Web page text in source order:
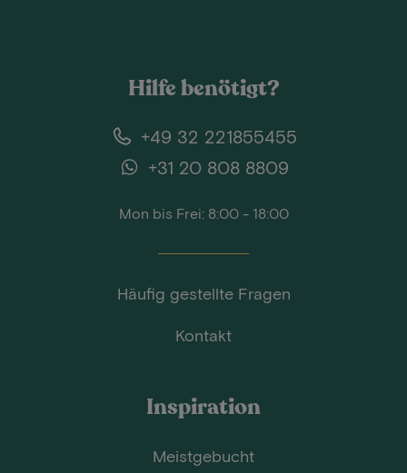
Hilfe benötigt?
+49 32 221855455
+31 20 808 8809
Mon bis Frei: 8:00 - 18:00
Häufig gestellte Fragen
Kontakt
Inspiration
Meistgebucht